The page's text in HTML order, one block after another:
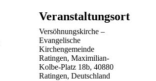
Veranstaltungsort
Versöhnungskirche –
Evangelische
Kirchengemeinde
Ratingen, Maximilian-
Kolbe-Platz 18b, 40880
Ratingen, Deutschland